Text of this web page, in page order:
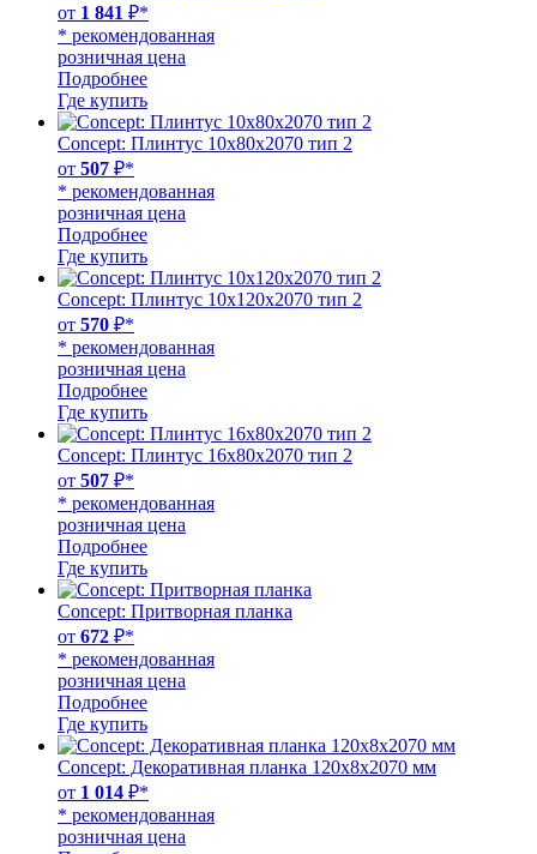
от 1 841 ₽*
* рекомендованная
розничная цена
Подробнее
Где купить
Concept: Плинтус 10х80х2070 тип 2
от 507 ₽*
* рекомендованная
розничная цена
Подробнее
Где купить
Concept: Плинтус 10х120х2070 тип 2
от 570 ₽*
* рекомендованная
розничная цена
Подробнее
Где купить
Concept: Плинтус 16х80х2070 тип 2
от 507 ₽*
* рекомендованная
розничная цена
Подробнее
Где купить
Concept: Притворная планка
от 672 ₽*
* рекомендованная
розничная цена
Подробнее
Где купить
Concept: Декоративная планка 120х8х2070 мм
от 1 014 ₽*
* рекомендованная
розничная цена